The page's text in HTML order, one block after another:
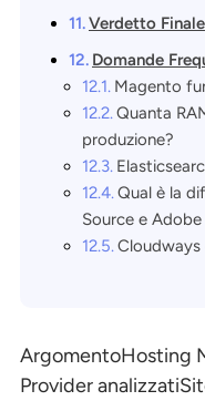
Verdetto Finale
Domande
Magento
Quanta
produzione?
Qual è la
Source e
Cloudways
ArgomentoHosting
Provider analizzati